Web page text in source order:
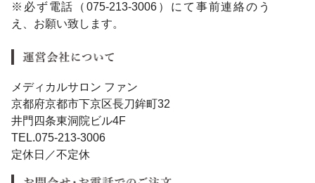
※必ず電話（075-213-3006）にて事前連絡のう
え、お願い致します。
メディカルサロン ファン
京都府京都市下京区長刀鉾町32
井門四条東洞院ビル4F
TEL.075-213-3006
定休日／不定休